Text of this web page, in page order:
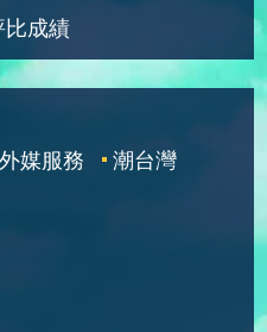
比成績
外媒服務 潮台灣